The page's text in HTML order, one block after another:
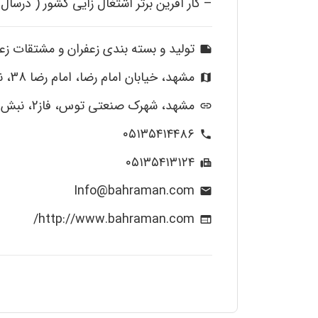
note تولید و بسته بندی زعفران و مشتقات
map مشهد، خیابان امام رضا، امام رضا 38، نبش چهارراه دوم، پلاک 39/3
link مشهد، شهرک صنعتی توس، فاز2، نبش اندیشه9، پلاک A330
phone ۰۵۱۳۵۴۱۴۴۸۶
fax ۰۵۱۳۵۴۱۳۱۲۴
mail
Info@bahraman.com
web
http://www.bahraman.com/